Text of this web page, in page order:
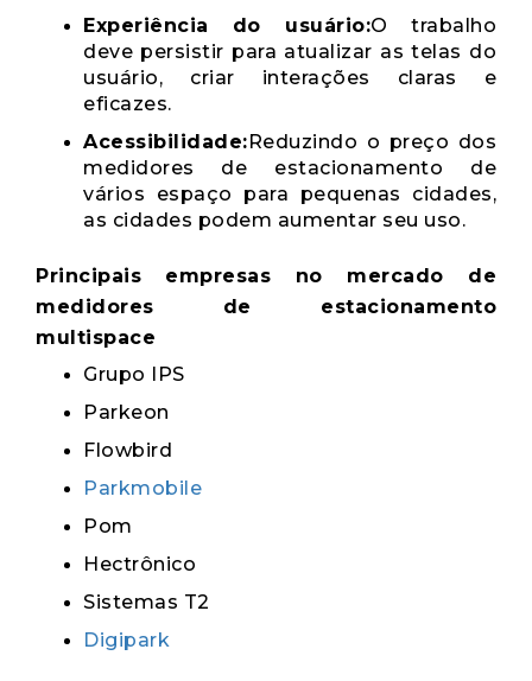
Experiência do usuário:O trabalho
deve persistir para atualizar as telas do
usuário, criar interações claras e
eficazes.
Acessibilidade:Reduzindo o preço dos
medidores de estacionamento de
vários espaço para pequenas cidades,
as cidades podem aumentar seu uso.
Principais empresas no mercado de
medidores de estacionamento
multispace
Grupo IPS
Parkeon
Flowbird
Parkmobile
Pom
Hectrônico
Sistemas T2
Digipark